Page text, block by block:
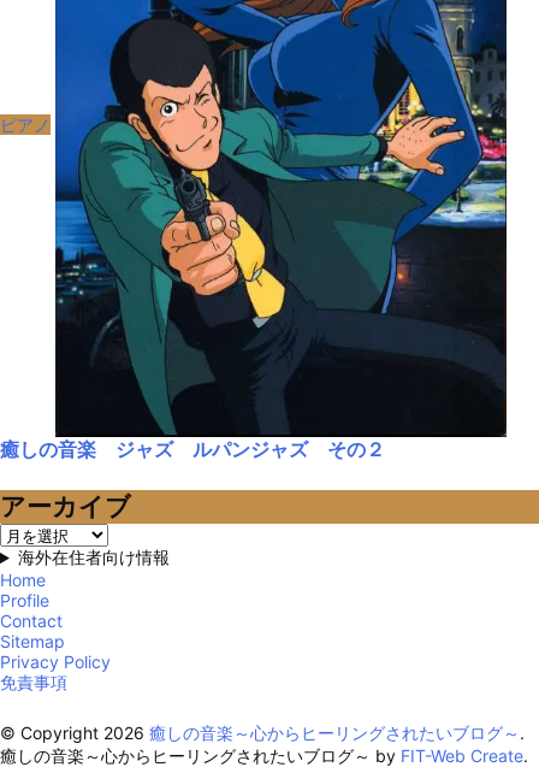
ピアノ
癒しの音楽 ジャズ ルパンジャズ その２
アーカイブ
ア
ー
カ
イ
ブ
海外在住者向け情報
Home
Profile
Contact
Sitemap
Privacy Policy
免責事項
© Copyright 2026 癒しの音楽～心からヒーリングされたいブログ～ .
癒しの音楽～心からヒーリングされたいブログ～ by FIT-Web Create.